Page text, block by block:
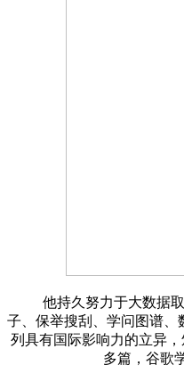
他持久努力于大数据取
子、保举搜刮、学问图谱、
列具有国际影响力的立异
多篇，谷歌